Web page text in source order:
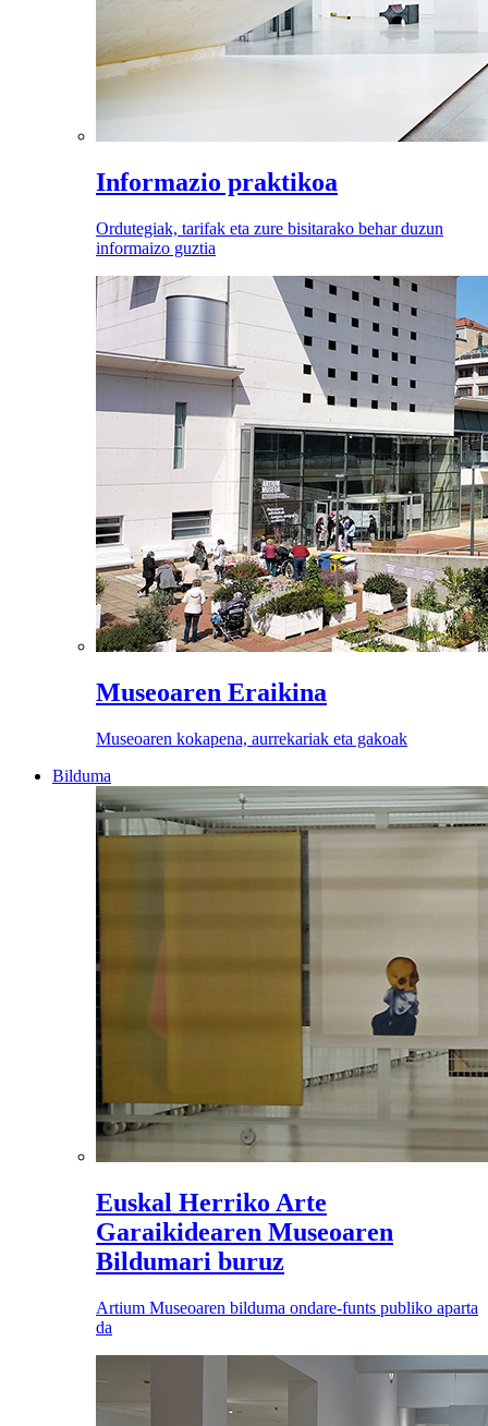
Informazio praktikoa
Ordutegiak, tarifak eta zure bisitarako behar duzun
informaizo guztia
Museoaren Eraikina
Museoaren kokapena, aurrekariak eta gakoak
Bilduma
Euskal Herriko Arte
Garaikidearen Museoaren
Bildumari buruz
Artium Museoaren bilduma ondare-funts publiko aparta
da